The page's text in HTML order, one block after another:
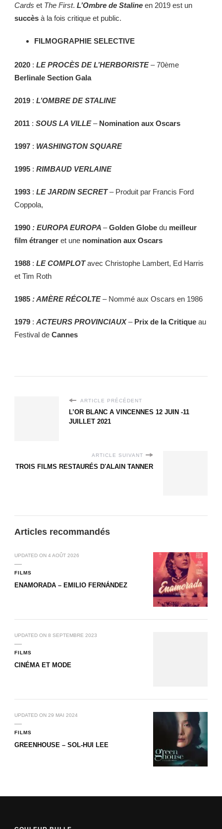
Cards et The First. L’Ombre de Staline en 2019 est un
succès à la fois critique et public.
FILMOGRAPHIE SELECTIVE
2020 : LE PROCÈS DE L’HERBORISTE– 70ème
Berlinale Section Gala
2019 : L’OMBRE DE STALINE
2011 : SOUS LA VILLE– Nomination aux Oscars
1997 : WASHINGTON SQUARE
1995 : RIMBAUD VERLAINE
1993 : LE JARDIN SECRET– Produit par Francis Ford
Coppola,
1990 : EUROPA EUROPA –Golden Globe du meilleur
film étranger et une nomination aux Oscars
1988 : LE COMPLOTavec Christophe Lambert, Ed Harris
et Tim Roth
1985 : AMÈRE RÉCOLTE– Nommé aux Oscars en 1986
1979 : ACTEURS PROVINCIAUX– Prix de la Critique au
Festival de Cannes
ARTICLE PRÉCÉDENT
L’OR BLANC A VINCENNES 12 JUIN -11
JUILLET 2021
ARTICLE SUIVANT
TROIS FILMS RESTAURÉS D'ALAIN TANNER
Articles recommandés
UPDATED ON 4 AOÛT 2026
FILMS
ENAMORADA – EMILIO FERNÁNDEZ
UPDATED ON 8 SEPTEMBRE 2023
FILMS
CINÉMA ET MODE
UPDATED ON 29 MAI 2024
FILMS
GREENHOUSE – SOL-HUI LEE